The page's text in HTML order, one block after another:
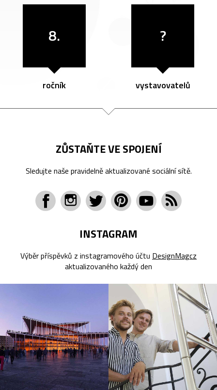
8.
ročník
?
vystavovatelů
ZŮSTAŇTE VE SPOJENÍ
Sledujte naše pravidelně aktualizované sociální sítě.
INSTAGRAM
Výběr příspěvků z instagramového účtu DesignMagcz
aktualizovaného každý den